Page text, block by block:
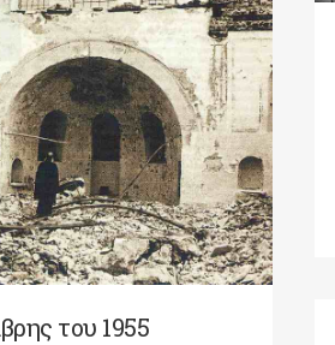
του 1955